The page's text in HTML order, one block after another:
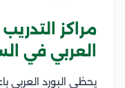
مراكز
العربي في
يحظى البورد العربي